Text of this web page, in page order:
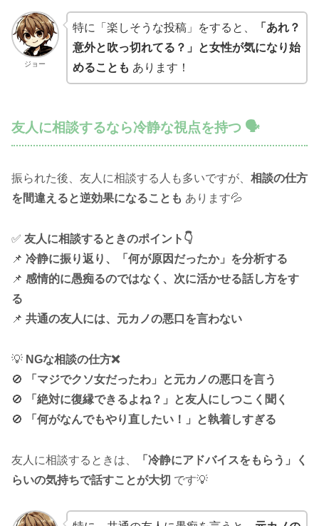
ジョー
特に「楽しそうな投稿」をすると、
「あれ？
意外と吹っ切れてる？」と女性が気になり始
めることも あります！
友人に相談するなら冷静な視点を持つ 🗣️
振られた後、友人に相談する人も多いですが、 相談の仕方
を間違えると逆効果になることも あります💦
✅ 友人に相談するときのポイント👇
📌 冷静に振り返り、「何が原因だったか」を分析する
📌 感情的に愚痴るのではなく、次に活かせる話し方をす
る
📌 共通の友人には、元カノの悪口を言わない
💡 NGな相談の仕方❌
🚫
「マジでクソ女だったわ」と元カノの悪口を言う
🚫
「絶対に復縁できるよね？」と友人にしつこく聞く
🚫
「何がなんでもやり直したい！」と執着しすぎる
友人に相談するときは、
「冷静にアドバイスをもらう」く
らいの気持ちで話すことが大切 です💡